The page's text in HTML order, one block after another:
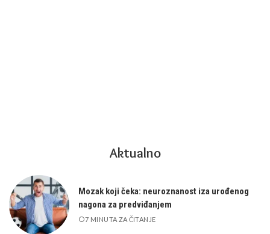
Aktualno
Mozak koji čeka: neuroznanost iza urođenog
nagona za predviđanjem
7 MINUTA ZA ČITANJE